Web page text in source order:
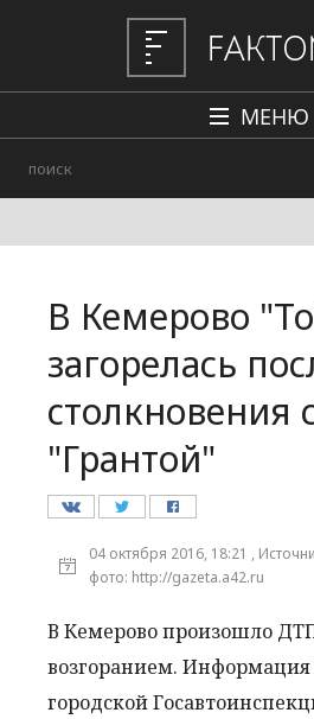
МЕНЮ
Авто
Редакция
В Кемерово
загорелась
столкновения
"Грантой"
04 октября 2016, 18:21 ,
фото: http://gazeta.a42.ru
В Кемерово произошло
возгоранием. Информация
городской